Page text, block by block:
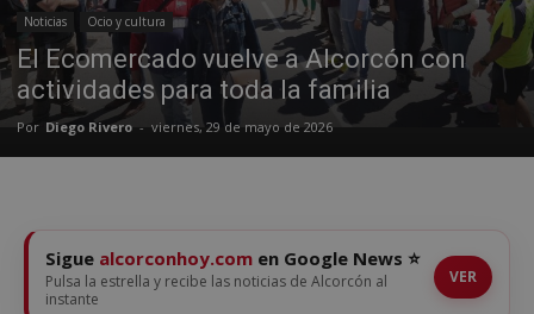
Noticias Ocio y cultura
El Ecomercado vuelve a Alcorcón con
actividades para toda la familia
Por Diego Rivero - viernes, 29 de mayo de 2026
Sigue alcorconhoy.com en Google News ⭐
Pulsa la estrella y recibe las noticias de Alcorcón al
instante
VER